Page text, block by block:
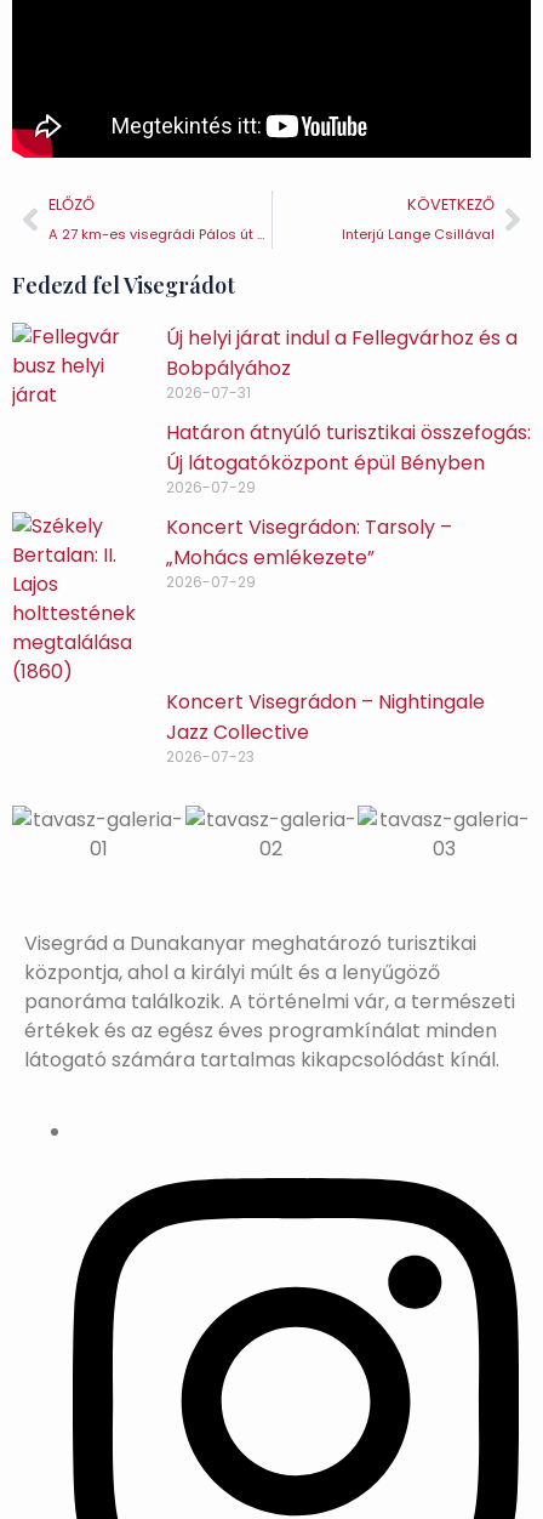
ELŐZŐ
A 27 km-es visegrádi Pálos út körtúrája
KÖVETKEZŐ
Interjú Lange Csillával
Fedezd fel Visegrádot
Új helyi járat indul a Fellegvárhoz és a
Bobpályához
2026-07-31
Határon átnyúló turisztikai összefogás:
Új látogatóközpont épül Bényben
2026-07-29
Koncert Visegrádon: Tarsoly –
„Mohács emlékezete”
2026-07-29
Koncert Visegrádon – Nightingale
Jazz Collective
2026-07-23
Visegrád a Dunakanyar meghatározó turisztikai
központja, ahol a királyi múlt és a lenyűgöző
panoráma találkozik. A történelmi vár, a természeti
értékek és az egész éves programkínálat minden
látogató számára tartalmas kikapcsolódást kínál.